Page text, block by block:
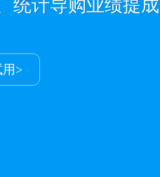
统计导购业绩提成
用>